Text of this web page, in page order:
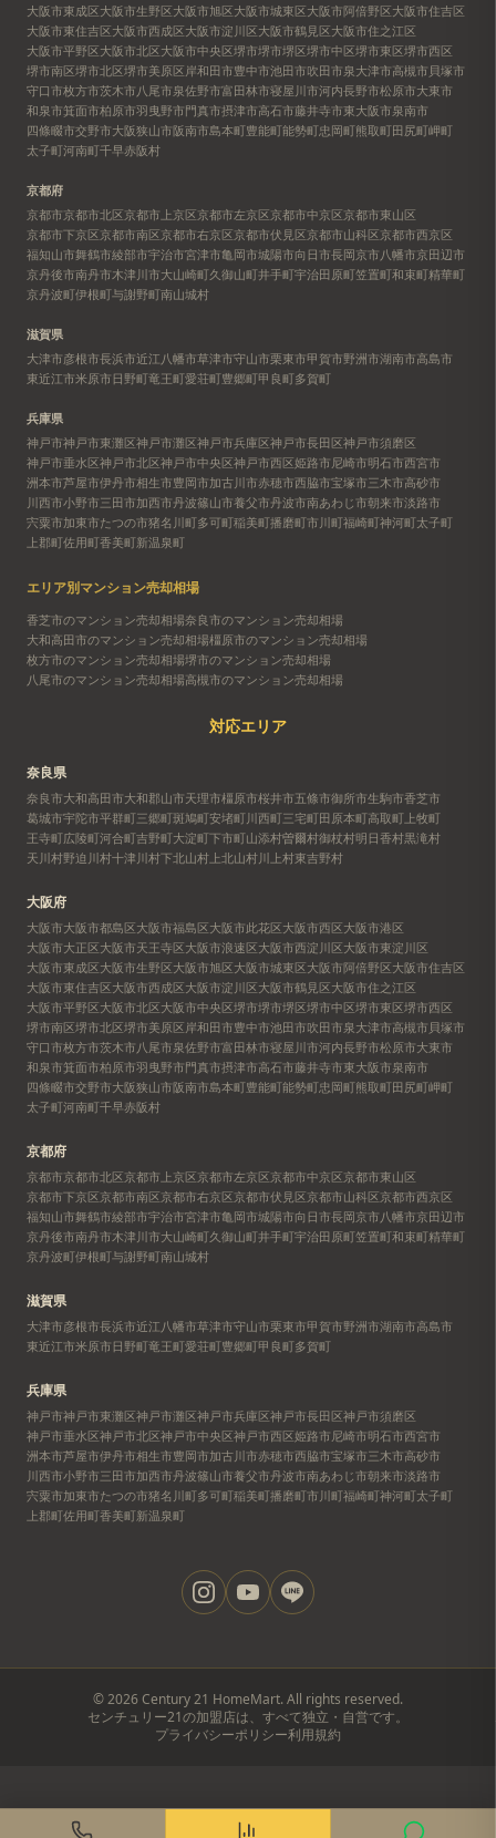
大阪市東成区大阪市生野区大阪市旭区大阪市城東区大阪市阿倍野区大阪市住吉区
大阪市東住吉区大阪市西成区大阪市淀川区大阪市鶴見区大阪市住之江区
大阪市平野区大阪市北区大阪市中央区堺市堺市堺区堺市中区堺市東区堺市西区
堺市南区堺市北区堺市美原区岸和田市豊中市池田市吹田市泉大津市高槻市 貝塚市
守口市枚方市茨木市八尾市泉佐野市富田林市寝屋川市河内長野市松原市大東市
和泉市箕面市柏原市羽曳野市門真市摂津市高石市藤井寺市東大阪市泉南市
四條畷市交野市大阪狭山市阪南市島本町豊能町能勢町忠岡町熊取町田尻町岬町
太子町河南町千早赤阪村
京都府
京都市京都市北区京都市上京区京都市左京区京都市中京区京都市東山区
京都市下京区京都市南区京都市右京区京都市伏見区京都市山科区京都市西京区
福知山市舞鶴市綾部市宇治市宮津市亀岡市城陽市向日市長岡京市八幡市京田辺市
京丹後市南丹市木津川市大山崎町久御山町井手町宇治田原町笠置町和束町精華町
京丹波町伊根町与謝野町南山城村
滋賀県
大津市彦根市長浜市近江八幡市草津市守山市栗東市甲賀市野洲市湖南市高島市
東近江市米原市日野町竜王町愛荘町豊郷町甲良町多賀町
兵庫県
神戸市神戸市東灘区神戸市灘区神戸市兵庫区神戸市長田区神戸市須磨区
神戸市垂水区神戸市北区神戸市中央区神戸市西区姫路市尼崎市明石市西宮市
洲本市芦屋市伊丹市相生市豊岡市加古川市赤穂市西脇市宝塚市三木市高砂市
川西市小野市三田市加西市丹波篠山市養父市丹波市南あわじ市朝来市淡路市
宍粟市加東市たつの市猪名川町多可町稲美町播磨町市川町福崎町神河町太子町
上郡町佐用町香美町新温泉町
エリア別マンション売却相場
香芝市のマンション売却相場奈良市のマンション売却相場
大和高田市のマンション売却相場橿原市のマンション売却相場
枚方市のマンション売却相場堺市のマンション売却相場
八尾市のマンション売却相場高槻市のマンション売却相場
対応エリア
奈良県
奈良市大和高田市大和郡山市天理市橿原市桜井市五條市御所市生駒市香芝市
葛城市宇陀市平群町三郷町斑鳩町安堵町川西町三宅町田原本町高取町 上牧町
王寺町広陵町河合町吉野町大淀町下市町山添村曽爾村御杖村明日香村黒滝村
天川村野迫川村十津川村下北山村 上北山村川上村東吉野村
大阪府
大阪市大阪市都島区大阪市福島区大阪市此花区大阪市西区大阪市港区
大阪市大正区大阪市天王寺区大阪市浪速区大阪市西淀川区大阪市東淀川区
大阪市東成区大阪市生野区大阪市旭区大阪市城東区大阪市阿倍野区大阪市住吉区
大阪市東住吉区大阪市西成区大阪市淀川区大阪市鶴見区大阪市住之江区
大阪市平野区大阪市北区大阪市中央区堺市堺市堺区堺市中区堺市東区堺市西区
堺市南区堺市北区堺市美原区岸和田市豊中市池田市吹田市泉大津市高槻市 貝塚市
守口市枚方市茨木市八尾市泉佐野市富田林市寝屋川市河内長野市松原市大東市
和泉市箕面市柏原市羽曳野市門真市摂津市高石市藤井寺市東大阪市泉南市
四條畷市交野市大阪狭山市阪南市島本町豊能町能勢町忠岡町熊取町田尻町岬町
太子町河南町千早赤阪村
京都府
京都市京都市北区京都市上京区京都市左京区京都市中京区京都市東山区
京都市下京区京都市南区京都市右京区京都市伏見区京都市山科区京都市西京区
福知山市舞鶴市綾部市宇治市宮津市亀岡市城陽市向日市長岡京市八幡市京田辺市
京丹後市南丹市木津川市大山崎町久御山町井手町宇治田原町笠置町和束町精華町
京丹波町伊根町与謝野町南山城村
滋賀県
大津市彦根市長浜市近江八幡市草津市守山市栗東市甲賀市野洲市湖南市高島市
東近江市米原市日野町竜王町愛荘町豊郷町甲良町多賀町
兵庫県
神戸市神戸市東灘区神戸市灘区神戸市兵庫区神戸市長田区神戸市須磨区
神戸市垂水区神戸市北区神戸市中央区神戸市西区姫路市尼崎市明石市西宮市
洲本市芦屋市伊丹市相生市豊岡市加古川市赤穂市西脇市宝塚市三木市高砂市
川西市小野市三田市加西市丹波篠山市養父市丹波市南あわじ市朝来市淡路市
宍粟市加東市たつの市猪名川町多可町稲美町播磨町市川町福崎町神河町太子町
上郡町佐用町香美町新温泉町
©2026 Century 21 HomeMart. All rights reserved.
センチュリー21の加盟店は、すべて独立・自営です。
プライバシーポリシー利用規約